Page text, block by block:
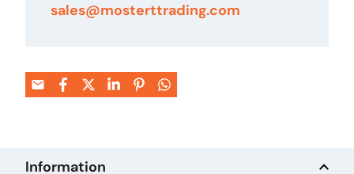
sales@mosterttrading.com
Information